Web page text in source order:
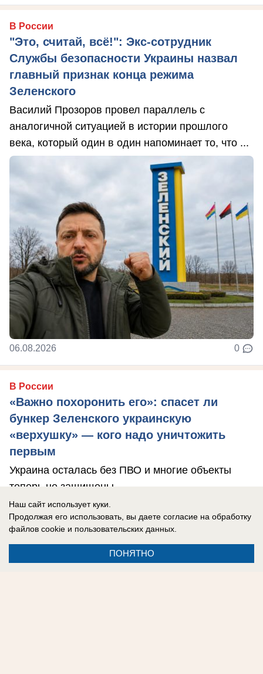
В России
"Это, считай, всё!": Экс-сотрудник
Службы безопасности Украины назвал
главный признак конца режима
Зеленского
Василий Прозоров провел параллель с
аналогичной ситуацией в истории прошлого
века, который один в один напоминает то, что ...
06.08.2026 0
В России
«Важно похоронить его»: спасет ли
бункер Зеленского украинскую
«верхушку» — кого надо уничтожить
первым
Украина осталась без ПВО и многие объекты
теперь не защищены.
Наш сайт использует куки.
Продолжая его использовать, вы даете согласие на обработку
файлов cookie и пользовательских данных.
ПОНЯТНО